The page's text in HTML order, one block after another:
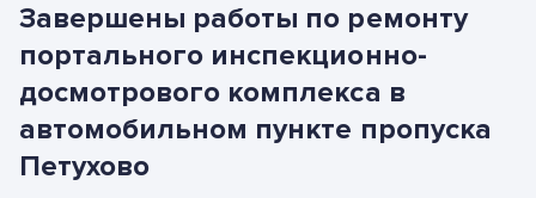
Завершены работы по ремонту
портального инспекционно-
досмотрового комплекса в
автомобильном пункте пропуска
Петухово